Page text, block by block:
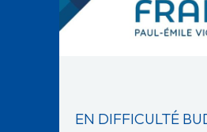
EN DIFFICULTÉ